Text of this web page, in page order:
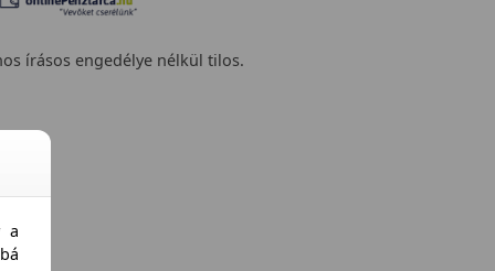
írásos engedélye nélkül tilos.
a